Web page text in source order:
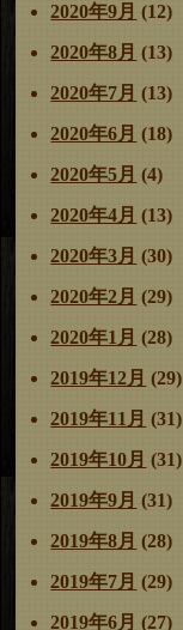
2020年9月 (12)
2020年8月 (13)
2020年7月 (13)
2020年6月 (18)
2020年5月 (4)
2020年4月 (13)
2020年3月 (30)
2020年2月 (29)
2020年1月 (28)
2019年12月 (29)
2019年11月 (31)
2019年10月 (31)
2019年9月 (31)
2019年8月 (28)
2019年7月 (29)
2019年6月 (27)